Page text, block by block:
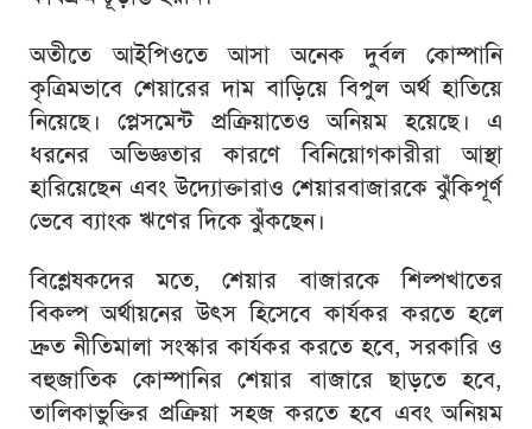
অতীতে আইপিওতে আসা অনেক দুর্বল কোম্পানি
কৃত্রিমভাবে শেয়ারের দাম বাড়িয়ে বিপুল অর্থ হাতিয়ে
নিয়েছে। প্লেসমেন্ট প্রক্রিয়াতেও অনিয়ম হয়েছে। এ
ধরনের অভিজ্ঞতার কারণে বিনিয়োগকারীরা আস্থা
হারিয়েছেন এবং উদ্যোক্তারাও শেয়ারবাজারকে ঝুঁকিপূর্ণ
ভেবে ব্যাংক ঋণের দিকে ঝুঁকছেন।
বিশ্লেষকদের মতে, শেয়ার বাজারকে শিল্পখাতের
বিকল্প অর্থায়নের উৎস হিসেবে কার্যকর করতে হলে
দ্রুত নীতিমালা সংস্কার কার্যকর করতে হবে, সরকারি ও
বহুজাতিক কোম্পানির শেয়ার বাজারে ছাড়তে হবে,
তালিকাভুক্তির প্রক্রিয়া সহজ করতে হবে এবং অনিয়ম